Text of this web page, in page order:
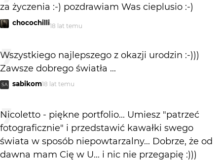
za życzenia :-) pozdrawiam Was cieplusio :-)
chocochilli18 lat temu
Wszystkiego najlepszego z okazji urodzin :-)))
Zawsze dobrego światła ...
SA sabikom18 lat temu
Nicoletto - piękne portfolio... Umiesz "patrzeć
fotograficznie" i przedstawić kawałki swego
świata w sposób niepowtarzalny... Dobrze, że od
dawna mam Cię w U... i nic nie przegapię :)))